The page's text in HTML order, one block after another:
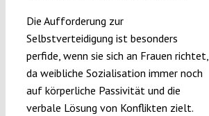
Die Aufforderung zur
Selbstverteidigung ist besonders
perfide, wenn sie sich an Frauen richtet,
da weibliche Sozialisation immer noch
auf körperliche Passivität und die
verbale Lösung von Konflikten zielt.